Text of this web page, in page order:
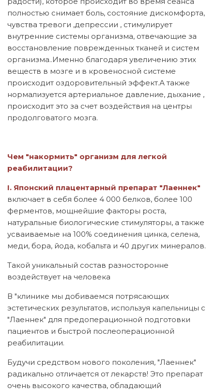
полностью снимает боль, состояние дискомфорта,
чувства тревоги ,депрессии , стимулирует
внутренние системы организма, отвечающие за
восстановление поврежденных тканей и систем
организма..Именно благодаря увеличению этих
веществ в мозге и в кровеносной системе
происходит оздоровительный эффект.А также
нормализуется артериальное давление, дыхание ,
происходит это за счет воздействия на центры
продолговатого мозга.
Чем "накормить" организм для легкой
реабилитации?
I. Японский плацентарный препарат "Лаеннек"
включает в себя более 4 000 белков, более 100
ферментов, мощнейшие факторы роста,
натуральные биологические стимуляторы, а также
усваиваемые на 100% соединения цинка, селена,
меди, бора, йода, кобальта и 40 других минералов.
Такой уникальный состав разносторонне
воздействует на человека
В "клинике мы добиваемся потрясающих
эстетических результатов, используя капельницы с
"Лаеннек" для предоперационной подготовки
пациентов и быстрой послеоперационной
реабилитации.
Будучи средством нового поколения, "Лаеннек"
радикально отличается от лекарств! Это препарат
очень высокого качества, обладающий